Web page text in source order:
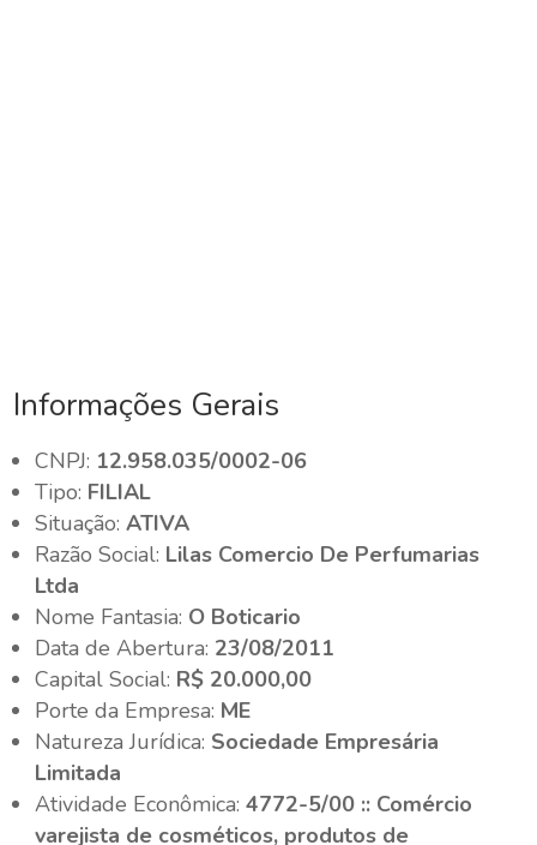
Informações Gerais
CNPJ: 12.958.035/0002-06
Tipo: FILIAL
Situação:ATIVA
Razão Social: Lilas Comercio De Perfumarias
Ltda
Nome Fantasia: O Boticario
Data de Abertura: 23/08/2011
Capital Social: R$ 20.000,00
Porte da Empresa: ME
Natureza Jurídica: Sociedade Empresária
Limitada
Atividade Econômica:4772-5/00 :: Comércio
varejista de cosméticos, produtos de